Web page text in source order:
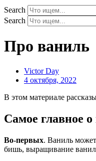
Search
Search
Про ваниль
Victor Day
4 октября, 2022
В этом материале
Самое главное
Во-первых. Ваниль
бишь, выращивание